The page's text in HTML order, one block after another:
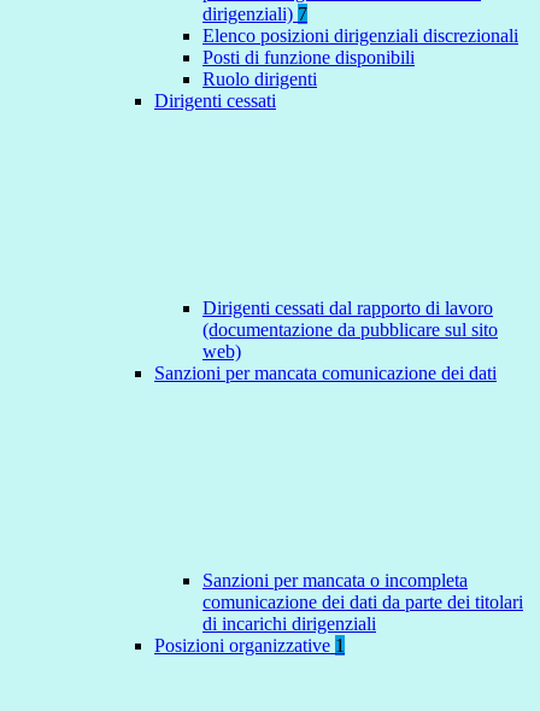
dirigenziali) 7
Elenco posizioni dirigenziali discrezionali
Posti di funzione disponibili
Ruolo dirigenti
Dirigenti cessati
Dirigenti cessati dal rapporto di lavoro
(documentazione da pubblicare sul sito
web)
Sanzioni per mancata comunicazione dei dati
Sanzioni per mancata o incompleta
comunicazione dei dati da parte dei titolari
di incarichi dirigenziali
Posizioni organizzative 1